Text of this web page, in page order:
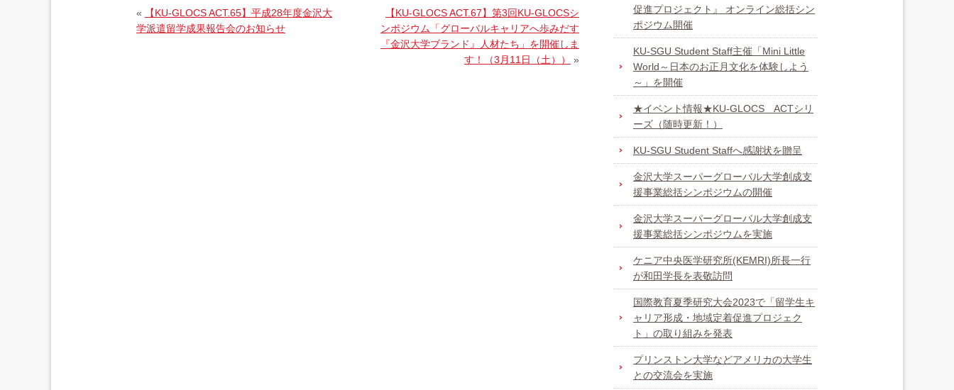
«
【KU-GLOCS ACT.65】平成28年度金沢大
学派遣留学成果報告会のお知らせ
【KU-GLOCS ACT.67】第3回KU-GLOCSシ
ンポジウム「グローバルキャリアへ歩みだす
『金沢大学ブランド』人材たち」を開催しま
す！（3月11日（土））
»
促進プロジェクト』 オンライン総括シン
ポジウム開催
KU-SGU Student Staff主催「Mini Little
World～日本のお正月文化を体験しよう
～」を開催
★イベント情報★KU-GLOCS ACTシリ
ーズ（随時更新！）
KU-SGU Student Staffへ感謝状を贈呈
金沢大学スーパーグローバル大学創成支
援事業総括シンポジウムの開催
金沢大学スーパーグローバル大学創成支
援事業総括シンポジウムを実施
ケニア中央医学研究所(KEMRI)所長一行
が和田学長を表敬訪問
国際教育夏季研究大会2023で「留学生キ
ャリア形成・地域定着促進プロジェク
ト」の取り組みを発表
プリンストン大学などアメリカの大学生
との交流会を実施